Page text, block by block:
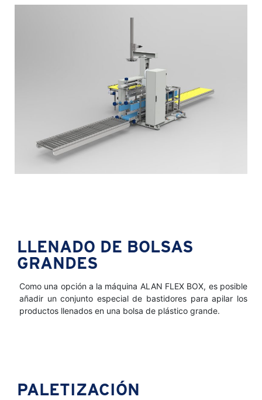
LLENADO DE BOLSAS
GRANDES
Como una opción a la máquina ALAN FLEX BOX, es posible
añadir un conjunto especial de bastidores para apilar los
productos llenados en una bolsa de plástico grande.
PALETIZACIÓN